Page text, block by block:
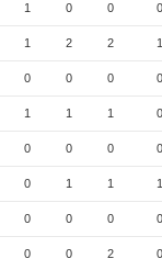
1 0 0 0
1 2 2 1
0 0 0 0
1 1 1 0
0 0 0 0
0 1 1 1
0 0 0 0
0 0 2 0